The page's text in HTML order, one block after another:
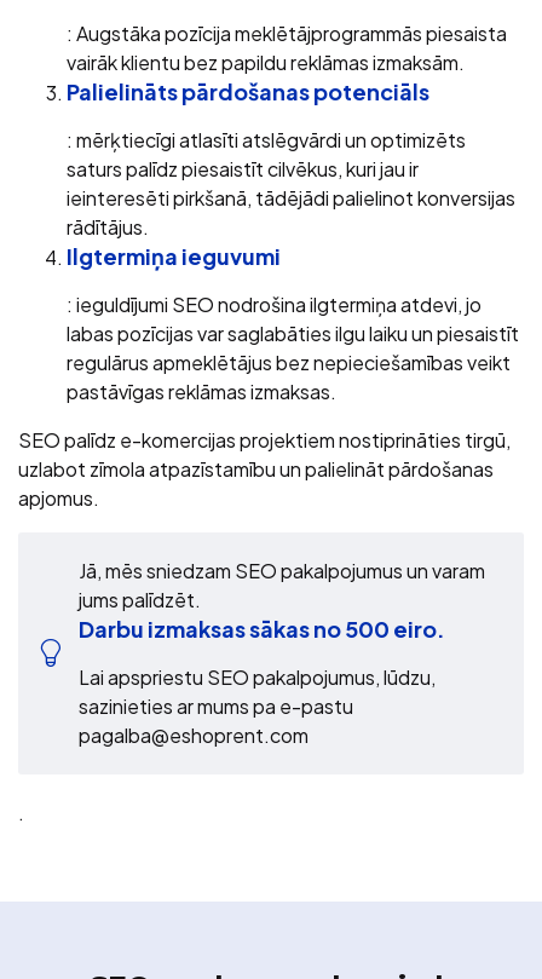
: Augstāka pozīcija meklētājprogrammās piesaista
vairāk klientu bez papildu reklāmas izmaksām.
Palielināts pārdošanas potenciāls
: mērķtiecīgi atlasīti atslēgvārdi un optimizēts
saturs palīdz piesaistīt cilvēkus, kuri jau ir
ieinteresēti pirkšanā, tādējādi palielinot konversijas
rādītājus.
Ilgtermiņa ieguvumi
: ieguldījumi SEO nodrošina ilgtermiņa atdevi, jo
labas pozīcijas var saglabāties ilgu laiku un piesaistīt
regulārus apmeklētājus bez nepieciešamības veikt
pastāvīgas reklāmas izmaksas.
SEO palīdz e-komercijas projektiem nostiprināties tirgū,
uzlabot zīmola atpazīstamību un palielināt pārdošanas
apjomus.
Jā, mēs sniedzam SEO pakalpojumus un varam
jums palīdzēt.
Darbu izmaksas sākas no 500 eiro.
Lai apspriestu SEO pakalpojumus, lūdzu,
sazinieties ar mums pa e-pastu
pagalba@eshoprent.com
.